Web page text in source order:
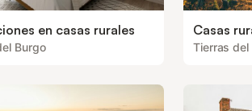
en casas rurales
Burgo
Casas
Tierras del